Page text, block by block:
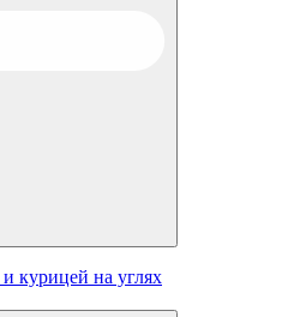
курицей на углях